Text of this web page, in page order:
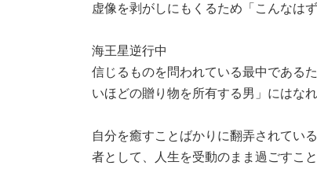
虚像を剥がしにもくるため「こんなは
海王星逆行中
信じるものを問われている最中である
いほどの贈り物を所有する男」にはなれ
自分を癒すことばかりに翻弄されてい
者として、人生を受動のまま過ごすこ